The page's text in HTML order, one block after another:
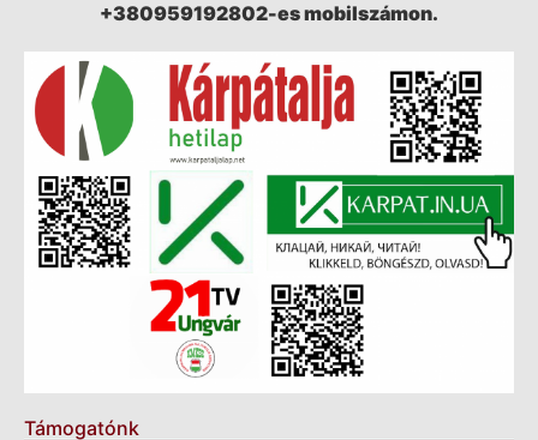
+380959192802-es mobilszámon.
Támogatónk